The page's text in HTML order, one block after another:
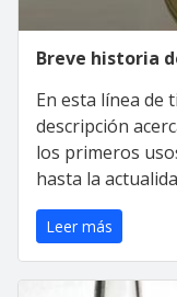
Breve historia
En esta línea de
descripción
los primeros
hasta la
Leer más